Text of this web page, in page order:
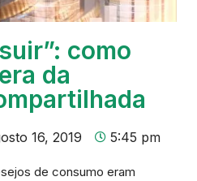
como
da
16, 2019 5:45 pm
de consumo eram